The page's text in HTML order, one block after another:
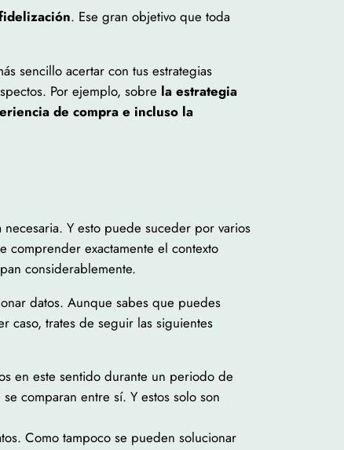
. Ese gran objetivo que toda
sencillo acertar con tus estrategias
Por ejemplo, sobre la estrategia
de compra e incluso la
Y esto puede suceder por varios
comprender exactamente el contexto
considerablemente.
datos. Aunque sabes que puedes
caso, trates de seguir las siguientes
en este sentido durante un periodo de
comparan entre sí. Y estos solo son
Como tampoco se pueden solucionar